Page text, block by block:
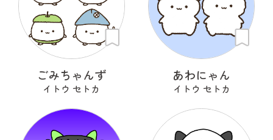
ごみちゃんず
イトウ セトカ
あわにゃん
イトウ セトカ